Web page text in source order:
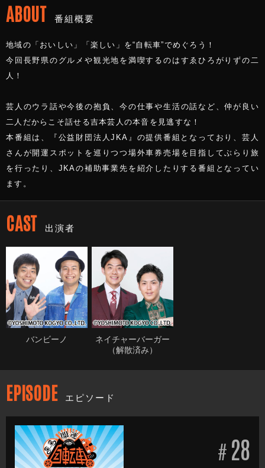
ABOUT 番組概要
地域の「おいしい」「楽しい」を“自転車”でめぐろう！
今回長野県のグルメや観光地を満喫するのはすゑひろがりずの二
人！
芸人のウラ話や今後の抱負、今の仕事や生活の話など、仲が良い
二人だからこそ話せる吉本芸人の本音を見逃すな！
本番組は、『公益財団法人JKA』の提供番組となっており、芸人
さんが開運スポットを巡りつつ場外車券売場を目指してぶらり旅
を行ったり、JKAの補助事業先を紹介したりする番組となってい
ます。
CAST 出演者
バンビーノ
ネイチャーバーガー
（解散済み）
EPISODE エピソード
# 28